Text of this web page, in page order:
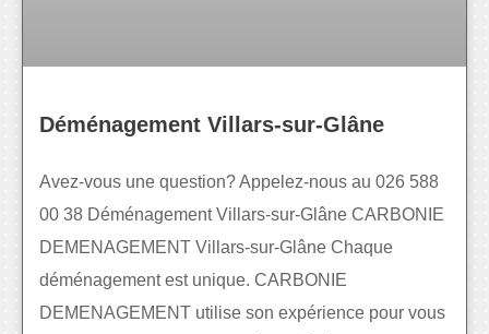
Déménagement Villars-sur-Glâne
Avez-vous une question? Appelez-nous au 026 588
00 38 Déménagement Villars-sur-Glâne CARBONIE
DEMENAGEMENT Villars-sur-Glâne Chaque
déménagement est unique. CARBONIE
DEMENAGEMENT utilise son expérience pour vous